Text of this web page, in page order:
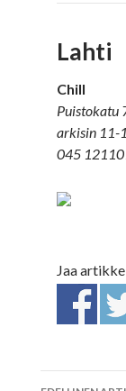
Lahti
Chill
Puistokatu
arkisin 11-
045
Jaa